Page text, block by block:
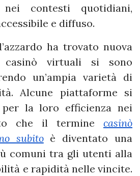
nei contesti quotidiani,
e diffuso.
ha trovato nuova
virtuali si sono
un’ampia varietà di
Alcune piattaforme si
per la loro efficienza nei
che il termine casinò
subitoè diventato una
comuni tra gli utenti alla
e rapidità nelle vincite.